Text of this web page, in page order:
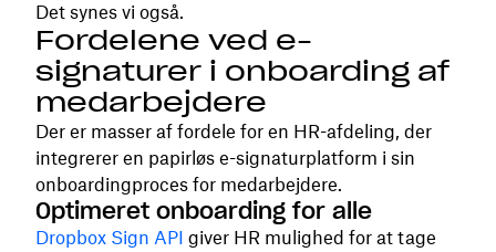
Det synes vi også.
Fordelene ved e-
signaturer i onboarding af
medarbejdere
Der er masser af fordele for en HR-afdeling, der
integrerer en papirløs e-signaturplatform i sin
onboardingproces for medarbejdere.
Optimeret onboarding for alle
Dropbox Sign API giver HR mulighed for at tage